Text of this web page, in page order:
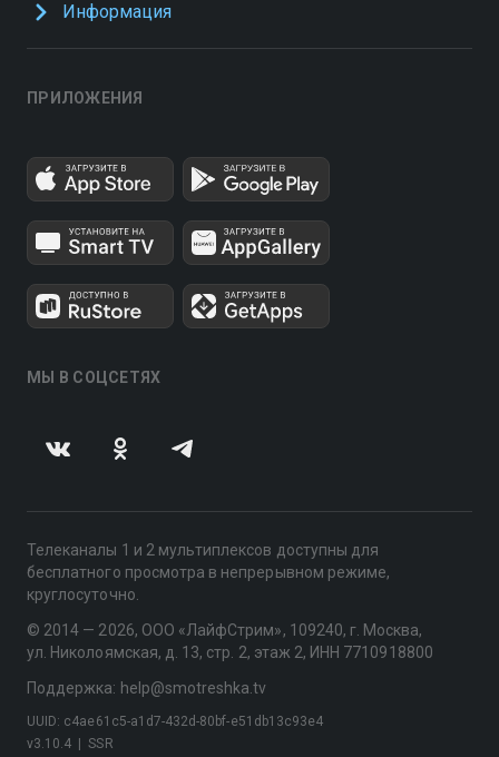
Информация
ПРИЛОЖЕНИЯ
МЫ В СОЦСЕТЯХ
Телеканалы 1 и 2 мультиплексов доступны для
бесплатного просмотра в непрерывном режиме,
круглосуточно.
© 2014 — 2026, ООО «ЛайфСтрим», 109240, г. Москва,
ул. Николоямская, д. 13, стр. 2, этаж 2, ИНН 7710918800
Поддержка: help@smotreshka.tv
v3.10.4 SSR
UUID: c4ae61c5-a1d7-432d-80bf-e51db13c93e4